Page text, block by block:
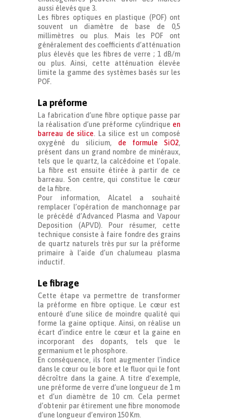
aussi élevés que 3.
Les fibres optiques en plastique (POF) ont
souvent un diamètre de base de 0,5
millimètres ou plus. Mais les POF ont
généralement des coefficients d’atténuation
plus élevés que les fibres de verre ; 1 dB/m
ou plus. Ainsi, cette atténuation élevée
limite la gamme des systèmes basés sur les
POF.
La préforme
La fabrication d’une fibre optique passe par
la réalisation d’une préforme cylindrique en
barreau de silice. La silice est un composé
oxygéné du silicium, de formule SiO2,
présent dans un grand nombre de minéraux,
tels que le quartz, la calcédoine et l’opale.
La fibre est ensuite étirée à partir de ce
barreau. Son centre, qui constitue le cœur
de la fibre.
Pour information, Alcatel a souhaité
remplacer l’opération de manchonnage par
le précédé d’Advanced Plasma and Vapour
Deposition (APVD). Pour résumer, cette
technique consiste à faire fondre des grains
de quartz naturels très pur sur la préforme
primaire à l’aide d’un chalumeau plasma
inductif.
Le fibrage
Cette étape va permettre de transformer
la préforme en fibre optique. Le cœur est
entouré d’une silice de moindre qualité qui
forme la gaine optique. Ainsi, on réalise un
écart d’indice entre le cœur et la gaine en
incorporant des dopants, tels que le
germanium et le phosphore.
En conséquence, ils font augmenter l’indice
dans le cœur ou le bore et le fluor qui le font
décroître dans la gaine. A titre d’exemple,
une préforme de verre d’une longueur de 1 m
et d’un diamètre de 10 cm. Cela permet
d’obtenir par étirement une fibre monomode
d’une longueur d’environ 150 Km.